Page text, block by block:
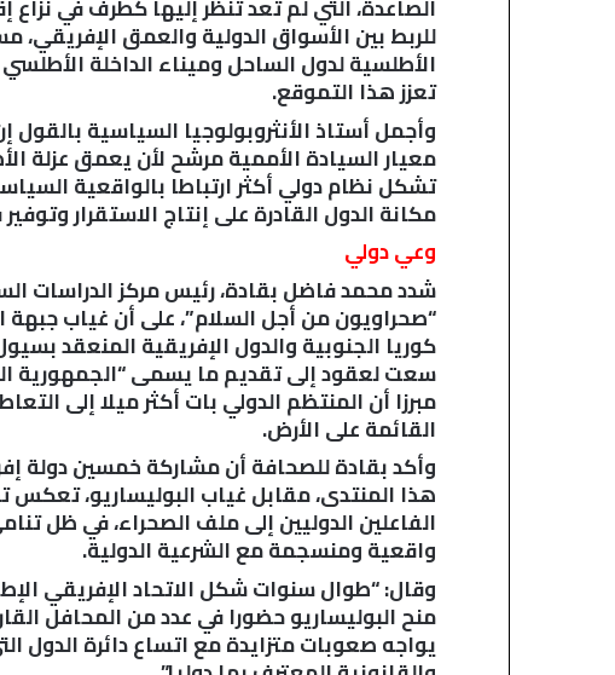
الصاعدة، التي لم تعد تنظر إليها كطرف في
للربط بين الأسواق الدولية والعمق الإفريقي،
الأطلسية لدول الساحل وميناء الداخلة
تعزز هذا التموقع.
وأجمل أستاذ الأنثروبولوجيا السياسية بالقول
معيار السيادة الأممية مرشح لأن يعمق عزلة
تشكل نظام دولي أكثر ارتباطا بالواقعية
مكانة الدول القادرة على إنتاج الاستقرار
وعي دولي
شدد محمد فاضل بقادة، رئيس مركز الدراسات
“صحراويون من أجل السلام”، على أن غياب جبهة
كوريا الجنوبية والدول الإفريقية المنعقد
سعت لعقود إلى تقديم ما يسمى “الجمهورية
مبرزا أن المنتظم الدولي بات أكثر ميلا إلى
القائمة على الأرض.
وأكد بقادة للصحافة أن مشاركة خمسين دولة
هذا المنتدى، مقابل غياب البوليساريو، تعكس
الفاعلين الدوليين إلى ملف الصحراء، في ظل
واقعية ومنسجمة مع الشرعية الدولية.
وقال: “طوال سنوات شكل الاتحاد الإفريقي
منح البوليساريو حضورا في عدد من المحافل
يواجه صعوبات متزايدة مع اتساع دائرة الدول